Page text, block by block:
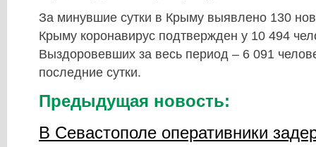
За минувшие сутки в Крыму выявлено 130
Крыму коронавирус подтвержден у 10 494
Выздоровевших за весь период – 6 091
последние сутки.
Предыдущая новость:
В Севастополе оперативники